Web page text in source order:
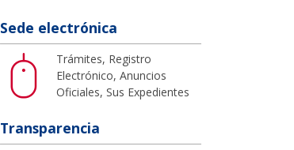
Sede electrónica
Trámites, Registro
Electrónico, Anuncios
Oficiales, Sus Expedientes
Transparencia